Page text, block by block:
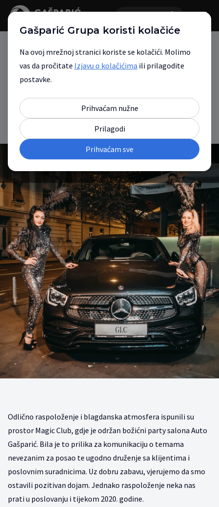
Mercedes-Benz Auto Gašparić Magic
Party
Novosti
12. prosinca 2019.
Podijeli
Odlično raspoloženje i blagdanska atmosfera ispunili su
prostor Magic Club, gdje je održan božićni party salona Auto
Gašparić. Bila je to prilika za komunikaciju o temama
nevezanim za posao te ugodno druženje sa klijentima i
poslovnim suradnicima. Uz dobru zabavu, vjerujemo da smo
ostavili pozitivan dojam. Jednako raspoloženje neka nas
prati u poslovanju i tijekom 2020. godine.
Gašparić Grupa koristi kolačiće
Na ovoj mrežnoj stranici koriste se kolačići. Molimo
vas da pročitate Izjavu o kolačićima ili prilagodite
postavke.
Prihvaćam nužne
Prilagodi
Prihvaćam sve